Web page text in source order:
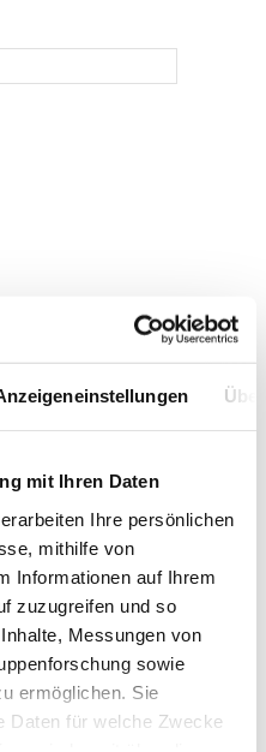
mit Ihren Daten
Ihre persönlichen
mithilfe von
Informationen auf Ihrem
zuzugreifen und so
Messungen von
sowie
ermöglichen. Sie
Daten für welche Zwecke